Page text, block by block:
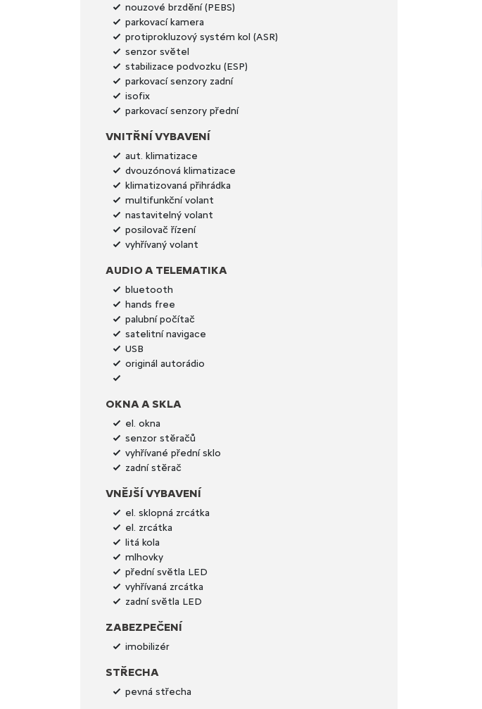
nouzové brzdění (PEBS)
parkovací kamera
protiprokluzový systém kol (ASR)
senzor světel
stabilizace podvozku (ESP)
parkovací senzory zadní
isofix
parkovací senzory přední
VNITŘNÍ VYBAVENÍ
aut. klimatizace
dvouzónová klimatizace
klimatizovaná přihrádka
multifunkční volant
nastavitelný volant
posilovač řízení
vyhřívaný volant
AUDIO A TELEMATIKA
bluetooth
hands free
palubní počítač
satelitní navigace
USB
originál autorádio
OKNA A SKLA
el. okna
senzor stěračů
vyhřívané přední sklo
zadní stěrač
VNĚJŠÍ VYBAVENÍ
el. sklopná zrcátka
el. zrcátka
litá kola
mlhovky
přední světla LED
vyhřívaná zrcátka
zadní světla LED
ZABEZPEČENÍ
imobilizér
STŘECHA
pevná střecha